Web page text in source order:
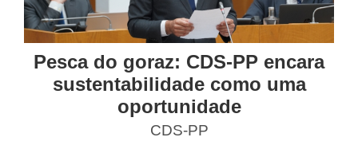
Pesca do goraz: CDS-PP encara
sustentabilidade como uma
oportunidade
CDS-PP